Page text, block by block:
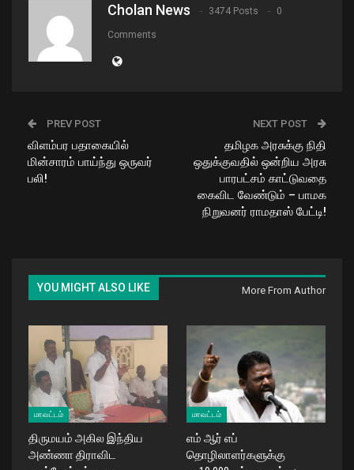
Cholan News 3474 Posts 0
Comments
PREV POST
விளம்பர பதாகையில்
மின்சாரம் பாய்ந்து ஒருவர்
பலி!
NEXT POST
தமிழக அரசுக்கு நிதி
ஒதுக்குவதில் ஒன்றிய அரசு
பாரபட்சம் காட்டுவதை
கைவிட வேண்டும் – பாமக
நிறுவனர் ராமதாஸ் பேட்டி!
YOU MIGHT ALSO LIKE More From Author
மாவட்டம்
திருமயம் அகில இந்திய
அண்ணா திராவிட
மாவட்டம்
எம் ஆர் எப்
தொழிலாளர்களுக்கு